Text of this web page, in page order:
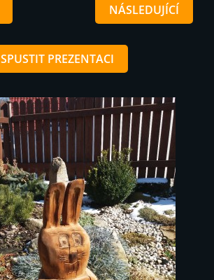
NÁSLEDUJÍCÍ
SPUSTIT PREZENTACI